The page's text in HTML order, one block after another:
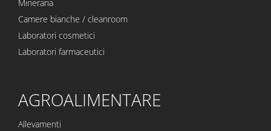
Mineraria
Camere bianche / cleanroom
Laboratori cosmetici
Laboratori farmaceutici
AGROALIMENTARE
Allevamenti